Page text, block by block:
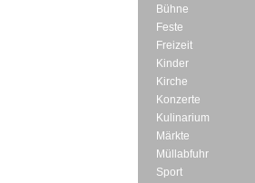
Bühne
Feste
Freizeit
Kinder
Kirche
Konzerte
Kulinarium
Märkte
Müllabfuhr
Sport